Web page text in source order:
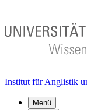
Institut für Anglistik
Menü